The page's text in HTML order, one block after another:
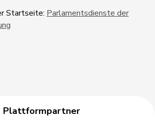
Startseite: Parlamentsdienste der
Plattformpartner